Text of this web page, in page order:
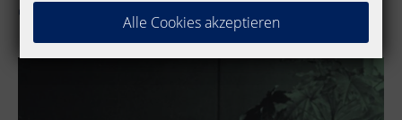
die Verbindungen der Zukunft.
Alle Cookies akzeptieren